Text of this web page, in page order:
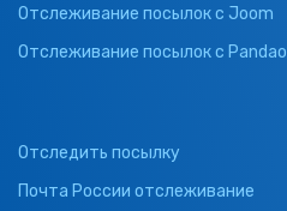
Отслеживание посылок с Joom
Отслеживание посылок с Pandao
Отследить посылку
Почта России отслеживание